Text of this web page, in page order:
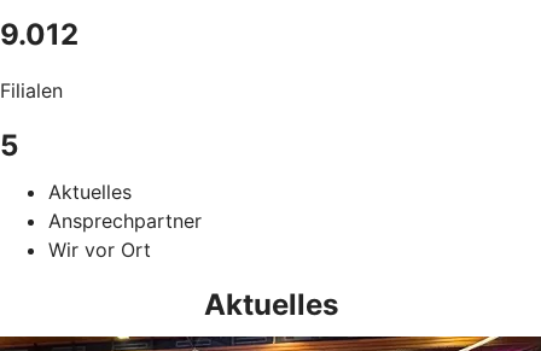
9.012
Filialen
5
Aktuelles
Ansprechpartner
Wir vor Ort
Aktuelles